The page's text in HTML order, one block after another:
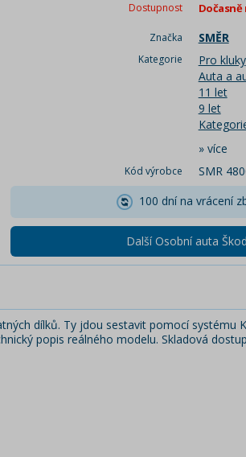
Dostupnost
Značka SMĚR
Kategorie
Pro kluky
Auta a
11 let
9 let
» více
Kód výrobce
SMR
100 dní na vrácení
Další Osobní auta
dílků. Ty jdou sestavit pomocí systému
popis reálného modelu. Skladová